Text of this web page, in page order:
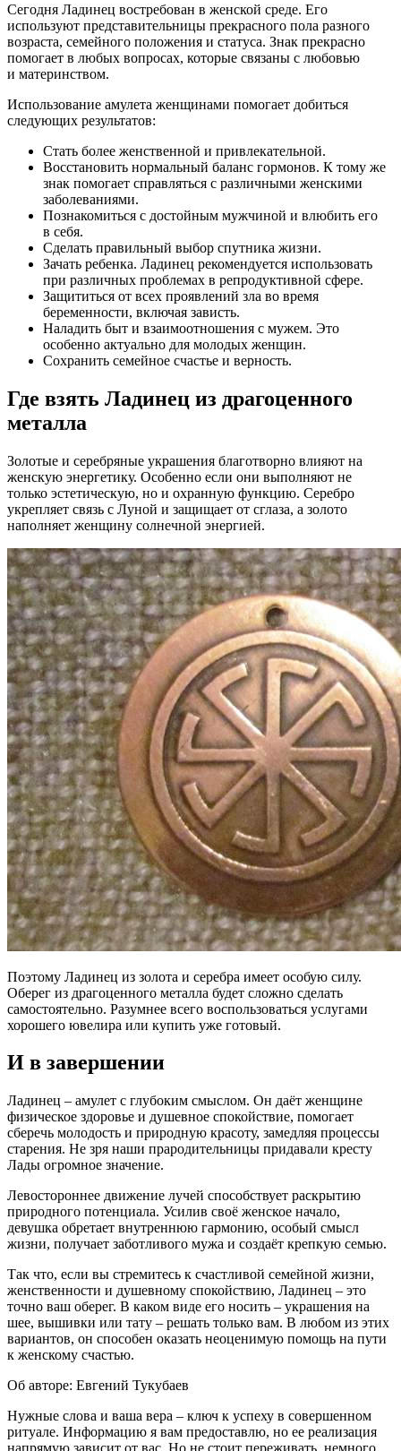
Сегодня Ладинец востребован в женской среде. Его
используют представительницы прекрасного пола разного
возраста, семейного положения и статуса. Знак прекрасно
помогает в любых вопросах, которые связаны с любовью
и материнством.
Использование амулета женщинами помогает добиться
следующих результатов:
Стать более женственной и привлекательной.
Восстановить нормальный баланс гормонов. К тому же
знак помогает справляться с различными женскими
заболеваниями.
Познакомиться с достойным мужчиной и влюбить его
в себя.
Сделать правильный выбор спутника жизни.
Зачать ребенка. Ладинец рекомендуется использовать
при различных проблемах в репродуктивной сфере.
Защититься от всех проявлений зла во время
беременности, включая зависть.
Наладить быт и взаимоотношения с мужем. Это
особенно актуально для молодых женщин.
Сохранить семейное счастье и верность.
Где взять Ладинец из драгоценного
металла
Золотые и серебряные украшения благотворно влияют на
женскую энергетику. Особенно если они выполняют не
только эстетическую, но и охранную функцию. Серебро
укрепляет связь с Луной и защищает от сглаза, а золото
наполняет женщину солнечной энергией.
Поэтому Ладинец из золота и серебра имеет особую силу.
Оберег из драгоценного металла будет сложно сделать
самостоятельно. Разумнее всего воспользоваться услугами
хорошего ювелира или купить уже готовый.
И в завершении
Ладинец – амулет с глубоким смыслом. Он даёт женщине
физическое здоровье и душевное спокойствие, помогает
сберечь молодость и природную красоту, замедляя процессы
старения. Не зря наши прародительницы придавали кресту
Лады огромное значение.
Левостороннее движение лучей способствует раскрытию
природного потенциала. Усилив своё женское начало,
девушка обретает внутреннюю гармонию, особый смысл
жизни, получает заботливого мужа и создаёт крепкую семью.
Так что, если вы стремитесь к счастливой семейной жизни,
женственности и душевному спокойствию, Ладинец – это
точно ваш оберег. В каком виде его носить – украшения на
шее, вышивки или тату – решать только вам. В любом из этих
вариантов, он способен оказать неоценимую помощь на пути
к женскому счастью.
Об авторе: Евгений Тукубаев
Нужные слова и ваша вера – ключ к успеху в совершенном
ритуале. Информацию я вам предоставлю, но ее реализация